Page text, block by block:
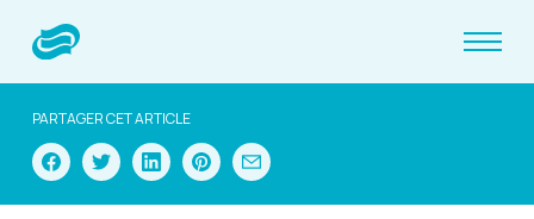
PARTAGER CET ARTICLE